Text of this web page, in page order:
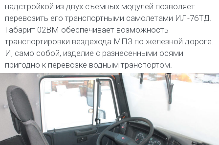
надстройкой из двух съемных модулей позволяет
перевозить его транспортными самолетами ИЛ-76ТД.
Габарит 02ВМ обеспечивает возможность
транспортировки вездехода МПЗ по железной дороге.
И, само собой, изделие с разнесенными осями
пригодно к перевозке водным транспортом.